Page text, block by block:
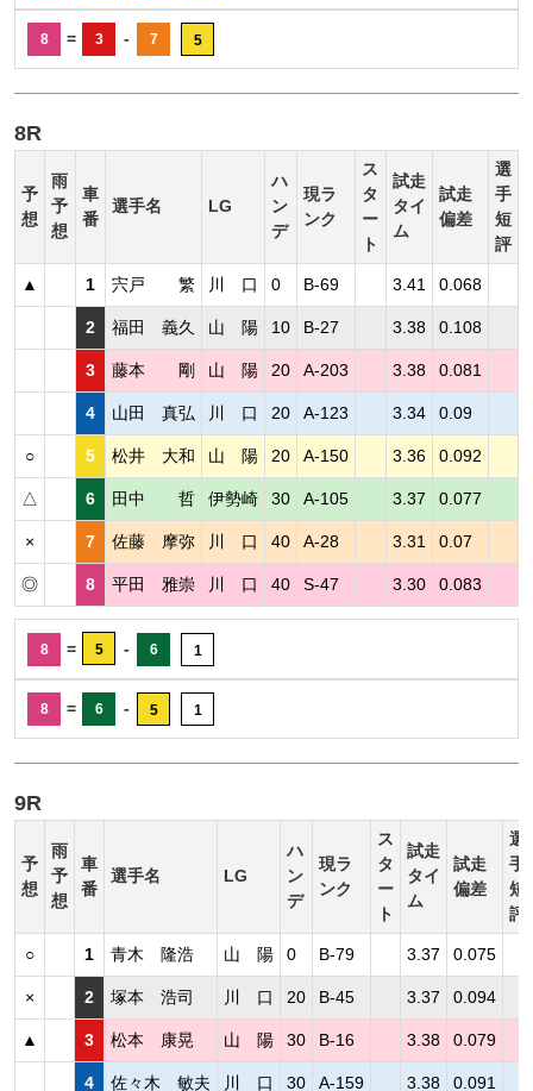
8 = 3 - 7 5
8R
予
想
雨
予
想
車
番
選手名 LG
ハ
ン
デ
現ラ
ンク
ス
タ
ー
ト
試走
タイ
ム
試走
偏差
選
手
短
評
▲ 1 宍戸 繁 川 口 0 B-69 3.41 0.068
2 福田 義久 山 陽 10 B-27 3.38 0.108
3 藤本 剛 山 陽 20 A-203 3.38 0.081
4 山田 真弘 川 口 20 A-123 3.34 0.09
○ 5 松井 大和 山 陽 20 A-150 3.36 0.092
△ 6 田中 哲 伊勢崎 30 A-105 3.37 0.077
× 7 佐藤 摩弥 川 口 40 A-28 3.31 0.07
◎ 8 平田 雅崇 川 口 40 S-47 3.30 0.083
8 = 5 - 6 1
8 = 6 - 5 1
9R
予
想
雨
予
想
車
番
選手名 LG
ハ
ン
デ
現ラ
ンク
ス
タ
ー
ト
試走
タイ
ム
試走
偏差
選
手
短
評
○ 1 青木 隆浩 山 陽 0 B-79 3.37 0.075
× 2 塚本 浩司 川 口 20 B-45 3.37 0.094
▲ 3 松本 康晃 山 陽 30 B-16 3.38 0.079
4 佐々木 敏夫 川 口 30 A-159 3.38 0.091